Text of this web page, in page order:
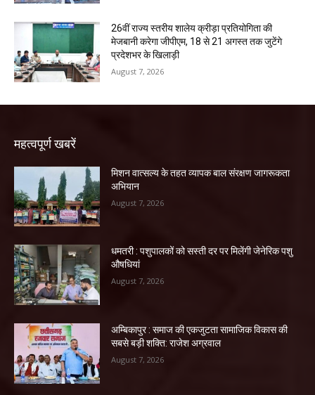
26वीं राज्य स्तरीय शालेय क्रीड़ा प्रतियोगिता की
मेजबानी करेगा जीपीएम, 18 से 21 अगस्त तक जुटेंगे
प्रदेशभर के खिलाड़ी
August 7, 2026
महत्वपूर्ण खबरें
मिशन वात्सल्य के तहत व्यापक बाल संरक्षण जागरूकता
अभियान
August 7, 2026
धमतरी : पशुपालकों को सस्ती दर पर मिलेंगी जेनेरिक पशु
औषधियां
August 7, 2026
अम्बिकापुर : समाज की एकजुटता सामाजिक विकास की
सबसे बड़ी शक्ति: राजेश अग्रवाल
August 7, 2026